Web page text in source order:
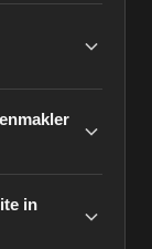
in